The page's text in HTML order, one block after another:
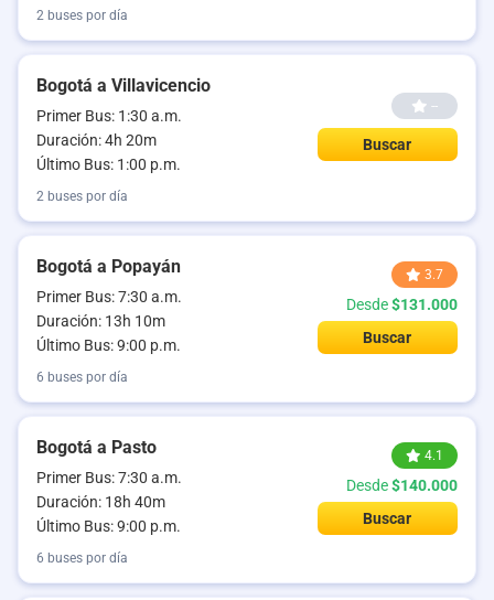
2 buses por día
Bogotá a Villavicencio
Primer Bus: 1:30 a.m.
Duración: 4h 20m
Último Bus: 1:00 p.m.
--
Buscar
2 buses por día
Bogotá a Popayán
Primer Bus: 7:30 a.m.
Duración: 13h 10m
Último Bus: 9:00 p.m.
3.7
Desde$131.000
Buscar
6 buses por día
Bogotá a Pasto
Primer Bus: 7:30 a.m.
Duración: 18h 40m
Último Bus: 9:00 p.m.
4.1
Desde$140.000
Buscar
6 buses por día